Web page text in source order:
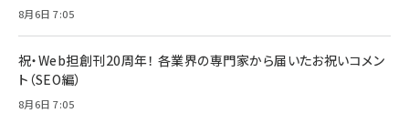
8月6日 7:05
祝・Web担創刊20周年！ 各業界の専門家から届いたお祝いコメン
ト（SEO編）
8月6日 7:05